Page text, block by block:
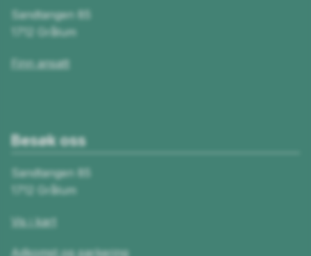
Sandtangen 85
1712 Grålum
Finn ansatt
Besøk oss
Sandtangen 85
1712 Grålum
Vis i kart
Adkomst og parkering